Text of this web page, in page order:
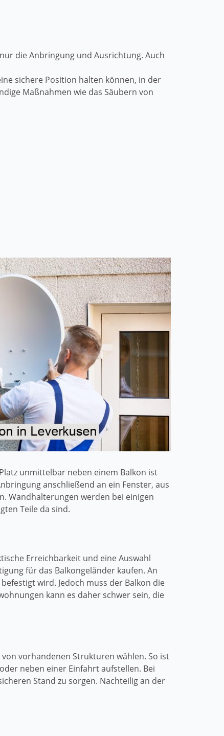
die Anbringung und Ausrichtung. Auch
sichere Position halten können, in der
Maßnahmen wie das Säubern von
unmittelbar neben einem Balkon ist
anschließend an ein Fenster, aus
Wandhalterungen werden bei einigen
Teile da sind.
Erreichbarkeit und eine Auswahl
für das Balkongeländer kaufen. An
wird. Jedoch muss der Balkon die
kann es daher schwer sein, die
vorhandenen Strukturen wählen. So ist
neben einer Einfahrt aufstellen. Bei
Stand zu sorgen. Nachteilig an der